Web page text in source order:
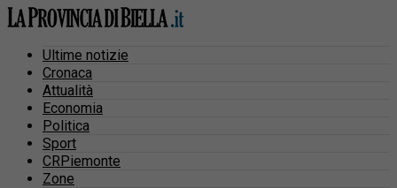
Ultime notizie
Cronaca
Attualità
Economia
Politica
Sport
CRPiemonte
Zone